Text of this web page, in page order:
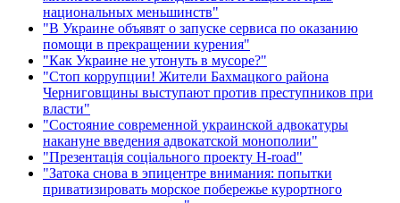
национальных меньшинств"
"В Украине объявят о запуске сервиса по оказанию
помощи в прекращении курения"
"Как Украине не утонуть в мусоре?"
"Стоп коррупции! Жители Бахмацкого района
Черниговщины выступают против преступников при
власти"
"Состояние современной украинской адвокатуры
накануне введения адвокатской монополии"
"Презентація соціального проекту H-road"
"Затока снова в эпицентре внимания: попытки
приватизировать морское побережье курортного